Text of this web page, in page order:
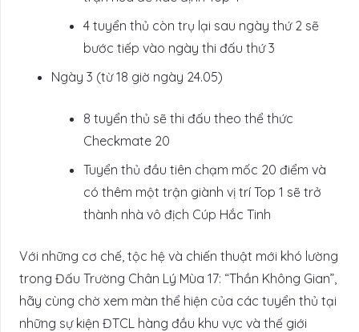
4 tuyển thủ còn trụ lại sau ngày thứ 2 sẽ
bước tiếp vào ngày thi đấu thứ 3
Ngày 3 (từ 18 giờ ngày 24.05)
8 tuyển thủ sẽ thi đấu theo thể thức
Checkmate 20
Tuyển thủ đầu tiên chạm mốc 20 điểm và
có thêm một trận giành vị trí Top 1 sẽ trở
thành nhà vô địch Cúp Hắc Tinh
Với những cơ chế, tộc hệ và chiến thuật mới khó lường
trong Đấu Trường Chân Lý Mùa 17: “Thần Không Gian”,
hãy cùng chờ xem màn thể hiện của các tuyển thủ tại
những sự kiện ĐTCL hàng đầu khu vực và thế giới